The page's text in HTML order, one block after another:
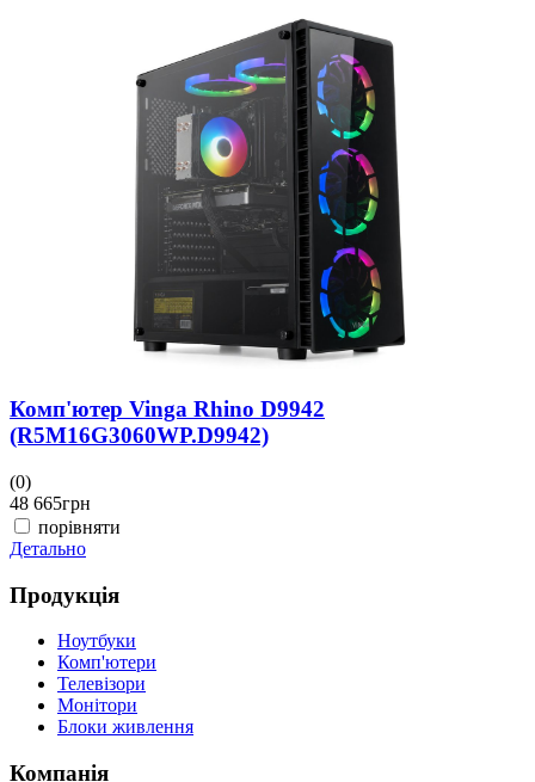
Комп'ютер Vinga Rhino D9942
(R5M16G3060WP.D9942)
(0)
48 665грн
порівняти
Детально
Продукція
Ноутбуки
Комп'ютери
Телевізори
Монітори
Блоки живлення
Компанія